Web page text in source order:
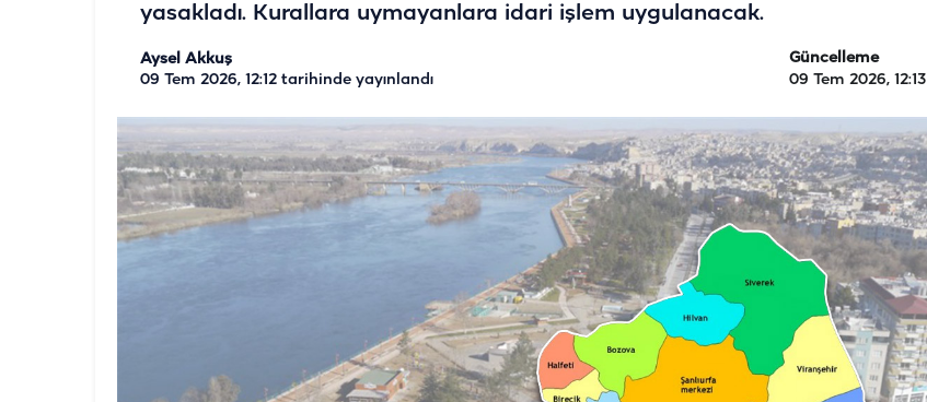
yasakladı. Kurallara uymayanlara idari işlem uygulanacak.
Aysel Akkuş
09 Tem 2026, 12:12 tarihinde yayınlandı
Güncelleme
09 Tem 2026, 12:13